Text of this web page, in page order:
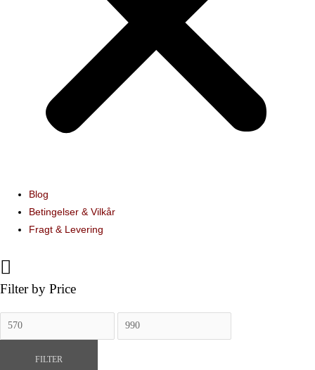
Blog
Betingelser & Vilkår
Fragt & Levering
Filter by Price
Mindste
pris
Højeste
pris
FILTER